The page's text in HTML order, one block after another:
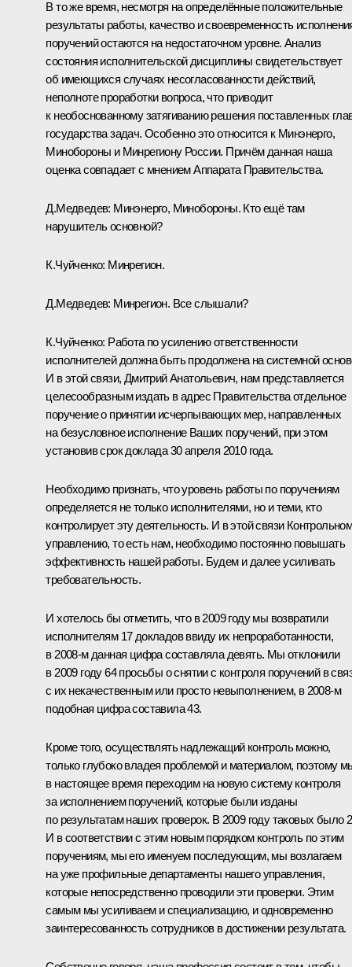
В то же время, несмотря на определённые положительные
результаты работы, качество и своевременность
поручений остаются на недостаточном уровне. Анализ
состояния исполнительской дисциплины свидетельствует
об имеющихся случаях несогласованности действий,
неполноте проработки вопроса, что приводит
к необоснованному затягиванию решения поставленных
государства задач. Особенно это относится к Минэнерго,
Минобороны и Минрегиону России. Причём данная наша
оценка совпадает с мнением Аппарата Правительства.
Д.Медведев: Минэнерго, Минобороны. Кто ещё там
нарушитель основной?
К.Чуйченко: Минрегион.
Д.Медведев: Минрегион. Все слышали?
К.Чуйченко: Работа по усилению ответственности
исполнителей должна быть продолжена на системной
И в этой связи, Дмитрий Анатольевич, нам представляется
целесообразным издать в адрес Правительства отдельное
поручение о принятии исчерпывающих мер, направленных
на безусловное исполнение Ваших поручений, при этом
установив срок доклада 30 апреля 2010 года.
Необходимо признать, что уровень работы по поручениям
определяется не только исполнителями, но и теми, кто
контролирует эту деятельность. И в этой связи
управлению, то есть нам, необходимо постоянно повышать
эффективность нашей работы. Будем и далее усиливать
требовательность.
И хотелось бы отметить, что в 2009 году мы возвратили
исполнителям 17 докладов ввиду их непроработанности,
в 2008-м данная цифра составляла девять. Мы отклонили
в 2009 году 64 просьбы о снятии с контроля поручений в
с их некачественным или просто невыполнением, в 2008-м
подобная цифра составила 43.
Кроме того, осуществлять надлежащий контроль можно,
только глубоко владея проблемой и материалом, поэтому
в настоящее время переходим на новую систему контроля
за исполнением поручений, которые были изданы
по результатам наших проверок. В 2009 году таковых было
И в соответствии с этим новым порядком контроль по этим
поручениям, мы его именуем последующим, мы возлагаем
на уже профильные департаменты нашего управления,
которые непосредственно проводили эти проверки. Этим
самым мы усиливаем и специализацию, и одновременно
заинтересованность сотрудников в достижении результата.